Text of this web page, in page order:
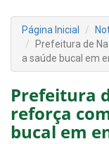
Página Inicial
Prefeitura de
a saúde bucal em
Prefeitura
reforça
bucal em